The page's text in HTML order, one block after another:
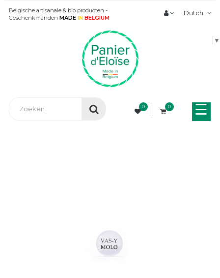
Belgische artisanale & bio producten -
Geschenkmanden MADE IN BELGIUM
Dutch
▼
0 0 ☰